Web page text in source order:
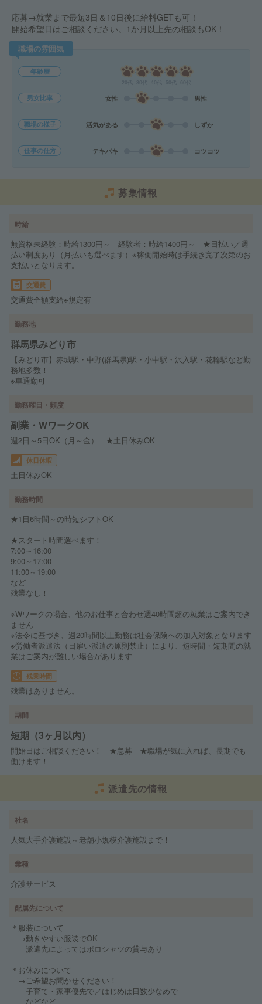
応募→就業まで最短3日＆10日後に給料GETも可！
開始希望日はご相談ください。1か月以上先の相談もOK！
職場の雰囲気
年齢層
男女比率 女性 男性
職場の様子 活気がある しずか
仕事の仕方 テキパキ コツコツ
募集情報
時給
無資格未経験：時給1300円～ 経験者：時給1400円～ ★日払い／週
払い制度あり（月払いも選べます）※稼働開始時は手続き完了次第のお
支払いとなります。
交通費
交通費全額支給※規定有
勤務地
群馬県みどり市
【みどり市】赤城駅・中野(群馬県)駅・小中駅・沢入駅・花輪駅など勤
務地多数！
※車通勤可
勤務曜日・頻度
副業・WワークOK
週2日～5日OK（月～金） ★土日休みOK
休日休暇
土日休みOK
勤務時間
★1日6時間～の時短シフトOK
★スタート時間選べます！
7:00～16:00
9:00～17:00
11:00～19:00
など
残業なし！
※Wワークの場合、他のお仕事と合わせ週40時間超の就業はご案内でき
ません
※法令に基づき、週20時間以上勤務は社会保険への加入対象となります
※労働者派遣法（日雇い派遣の原則禁止）により、短時間・短期間の就
業はご案内が難しい場合があります
残業時間
残業はありません。
期間
短期（3ヶ月以内）
開始日はご相談ください！ ★急募 ★職場が気に入れば、長期でも
働けます！
派遣先の情報
社名
人気大手介護施設～老舗小規模介護施設まで！
業種
介護サービス
配属先について
＊服装について
→動きやすい服装でOK
派遣先によってはポロシャツの貸与あり
＊お休みについて
→ご希望お聞かせください！
子育て・家事優先で／はじめは日数少なめで
などなど